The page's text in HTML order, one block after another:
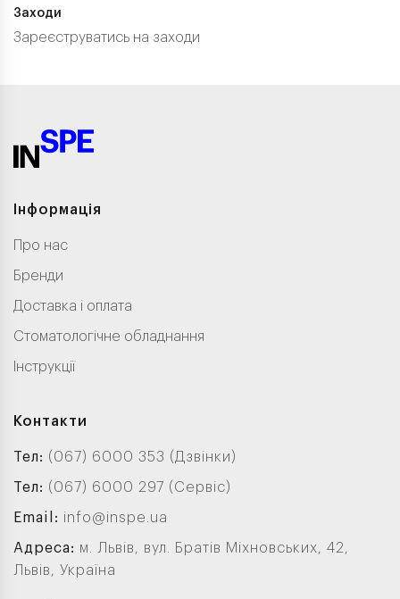
Заходи
Зареєструватись на заходи
Інформація
Про нас
Бренди
Доставка і оплата
Стоматологічне обладнання
Інструкції
Контакти
Тел: (067) 6000 353 (Дзвінки)
Тел: (067) 6000 297 (Сервіс)
Email: info@inspe.ua
Адреса: м. Львів, вул. Братів Міхновських, 42,
Львів, Україна